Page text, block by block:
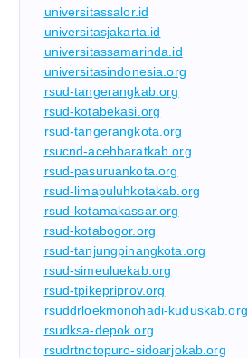
universitassalor.id
universitasjakarta.id
universitassamarinda.id
universitasindonesia.org
rsud-tangerangkab.org
rsud-kotabekasi.org
rsud-tangerangkota.org
rsucnd-acehbaratkab.org
rsud-pasuruankota.org
rsud-limapuluhkotakab.org
rsud-kotamakassar.org
rsud-kotabogor.org
rsud-tanjungpinangkota.org
rsud-simeuluekab.org
rsud-tpikepriprov.org
rsuddrloekmonohadi-kuduskab.org
rsudksa-depok.org
rsudrtnotopuro-sidoarjokab.org